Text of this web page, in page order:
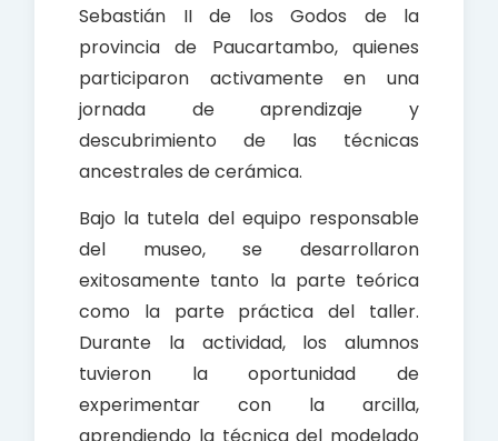
Sebastián II de los Godos de la
provincia de Paucartambo, quienes
participaron activamente en una
jornada de aprendizaje y
descubrimiento de las técnicas
ancestrales de cerámica.
Bajo la tutela del equipo responsable
del museo, se desarrollaron
exitosamente tanto la parte teórica
como la parte práctica del taller.
Durante la actividad, los alumnos
tuvieron la oportunidad de
experimentar con la arcilla,